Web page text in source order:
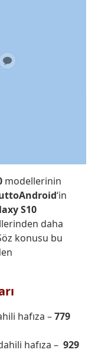
modellerinin
‘in
S10
daha
konusu bu
hafıza –779
hafıza – 929